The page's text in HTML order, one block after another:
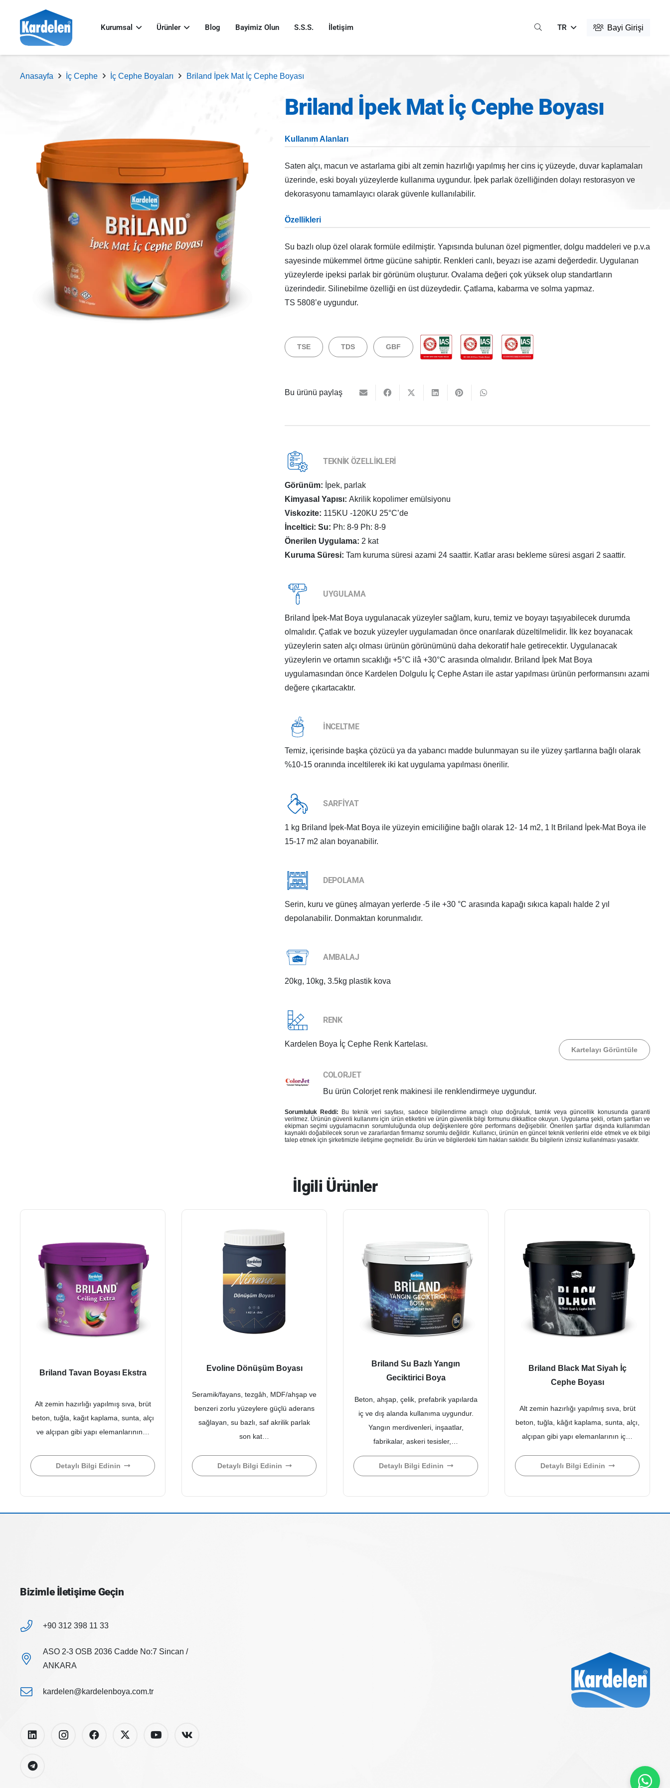
Kurumsal Ürünler Blog Bayimiz Olun S.S.S. İletişim TR Bayi Girişi
Anasayfa İç Cephe İç Cephe Boyaları Briland İpek Mat İç Cephe Boyası
Briland İpek Mat İç Cephe Boyası
Kullanım Alanları
Saten alçı, macun ve astarlama gibi alt zemin hazırlığı yapılmış her cins iç yüzeyde, duvar kaplamaları
üzerinde, eski boyalı yüzeylerde kullanıma uygundur. İpek parlak özelliğinden dolayı restorasyon ve
dekorasyonu tamamlayıcı olarak güvenle kullanılabilir.
Özellikleri
Su bazlı olup özel olarak formüle edilmiştir. Yapısında bulunan özel pigmentler, dolgu maddeleri ve p.v.a
sayesinde mükemmel örtme gücüne sahiptir. Renkleri canlı, beyazı ise azami değerdedir. Uygulanan
yüzeylerde ipeksi parlak bir görünüm oluşturur. Ovalama değeri çok yüksek olup standartların
üzerindedir. Silinebilme özelliği en üst düzeydedir. Çatlama, kabarma ve solma yapmaz.
TS 5808’e uygundur.
TSE TDS GBF
Bu ürünü paylaş
TEKNİK ÖZELLİKLERİ
Görünüm: İpek, parlak
Kimyasal Yapısı: Akrilik kopolimer emülsiyonu
Viskozite: 115KU -120KU 25°C’de
İnceltici: Su: Ph: 8-9 Ph: 8-9
Önerilen Uygulama: 2 kat
Kuruma Süresi: Tam kuruma süresi azami 24 saattir. Katlar arası bekleme süresi asgari 2 saattir.
UYGULAMA
Briland İpek-Mat Boya uygulanacak yüzeyler sağlam, kuru, temiz ve boyayı taşıyabilecek durumda
olmalıdır. Çatlak ve bozuk yüzeyler uygulamadan önce onarılarak düzeltilmelidir. İlk kez boyanacak
yüzeylerin saten alçı olması ürünün görünümünü daha dekoratif hale getirecektir. Uygulanacak
yüzeylerin ve ortamın sıcaklığı +5°C ilâ +30°C arasında olmalıdır. Briland İpek Mat Boya
uygulamasından önce Kardelen Dolgulu İç Cephe Astarı ile astar yapılması ürünün performansını azami
değere çıkartacaktır.
İNCELTME
Temiz, içerisinde başka çözücü ya da yabancı madde bulunmayan su ile yüzey şartlarına bağlı olarak
%10-15 oranında inceltilerek iki kat uygulama yapılması önerilir.
SARFİYAT
1 kg Briland İpek-Mat Boya ile yüzeyin emiciliğine bağlı olarak 12- 14 m2, 1 lt Briland İpek-Mat Boya ile
15-17 m2 alan boyanabilir.
DEPOLAMA
Serin, kuru ve güneş almayan yerlerde -5 ile +30 °C arasında kapağı sıkıca kapalı halde 2 yıl
depolanabilir. Donmaktan korunmalıdır.
AMBALAJ
20kg, 10kg, 3.5kg plastik kova
RENK
Kardelen Boya İç Cephe Renk Kartelası.
Kartelayı Görüntüle
COLORJET
Bu ürün Colorjet renk makinesi ile renklendirmeye uygundur.
Sorumluluk Reddi: Bu teknik veri sayfası, sadece bilgilendirme amaçlı olup doğruluk, tamlık veya güncellik konusunda garanti
verilmez. Ürünün güvenli kullanımı için ürün etiketini ve ürün güvenlik bilgi formunu dikkatlice okuyun. Uygulama şekli, ortam şartları ve
ekipman seçimi uygulamacının sorumluluğunda olup değişkenlere göre performans değişebilir. Önerilen şartlar dışında kullanımdan
kaynaklı doğabilecek sorun ve zararlardan firmamız sorumlu değildir. Kullanıcı, ürünün en güncel teknik verilerini elde etmek ve ek bilgi
talep etmek için şirketimizle iletişime geçmelidir. Bu ürün ve bilgilerdeki tüm hakları saklıdır. Bu bilgilerin izinsiz kullanılması yasaktır.
İlgili Ürünler
Briland Tavan Boyası Ekstra
Alt zemin hazırlığı yapılmış sıva, brüt
beton, tuğla, kağıt kaplama, sunta, alçı
ve alçıpan gibi yapı elemanlarının…
Detaylı Bilgi Edinin
Evoline Dönüşüm Boyası
Seramik/fayans, tezgâh, MDF/ahşap ve
benzeri zorlu yüzeylere güçlü aderans
sağlayan, su bazlı, saf akrilik parlak
son kat…
Detaylı Bilgi Edinin
Briland Su Bazlı Yangın
Geciktirici Boya
Beton, ahşap, çelik, prefabrik yapılarda
iç ve dış alanda kullanıma uygundur.
Yangın merdivenleri, inşaatlar,
fabrikalar, askeri tesisler,…
Detaylı Bilgi Edinin
Briland Black Mat Siyah İç
Cephe Boyası
Alt zemin hazırlığı yapılmış sıva, brüt
beton, tuğla, kâğıt kaplama, sunta, alçı,
alçıpan gibi yapı elemanlarının iç…
Detaylı Bilgi Edinin
Bizimle İletişime Geçin
+90 312 398 11 33
ASO 2-3 OSB 2036 Cadde No:7 Sincan /
ANKARA
kardelen@kardelenboya.com.tr